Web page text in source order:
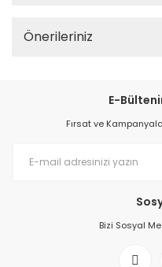
Önerileriniz
E-
Fırsat ve
Bizi Sosyal